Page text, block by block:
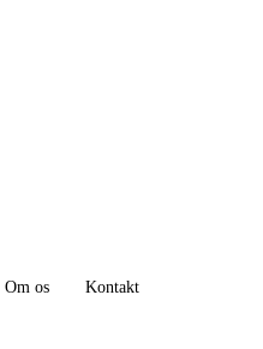
Om os Kontakt